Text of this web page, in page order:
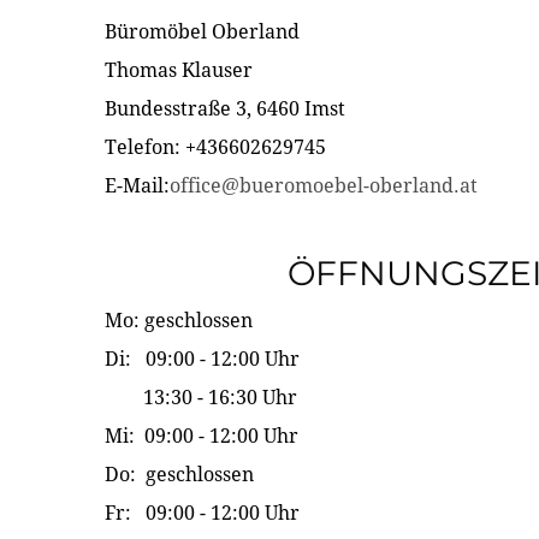
Büromöbel Oberland
Thomas Klauser
Bundesstraße 3, 6460 Imst
Telefon: +436602629745
E-Mail:office@bueromoebel-oberland.at
Mo: geschlossen
Di: 09:00 - 12:00 Uhr
13:30 - 16:30 Uhr
Mi: 09:00 - 12:00 Uhr
Do: geschlossen
Fr: 09:00 - 12:00 Uhr